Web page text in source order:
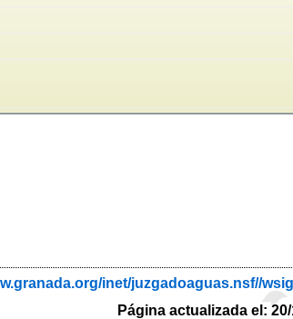
inet/juzgadoaguas.nsf//
Página actualizada el: